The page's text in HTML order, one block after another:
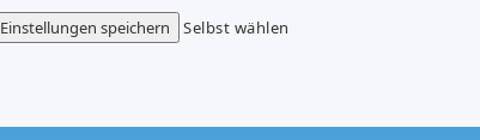
Einstellungen speichern
Selbst wählen